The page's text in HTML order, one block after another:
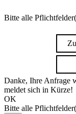
Bitte alle
Danke, Ihre Anfrage
meldet sich in Kürze!
OK
Bitte alle